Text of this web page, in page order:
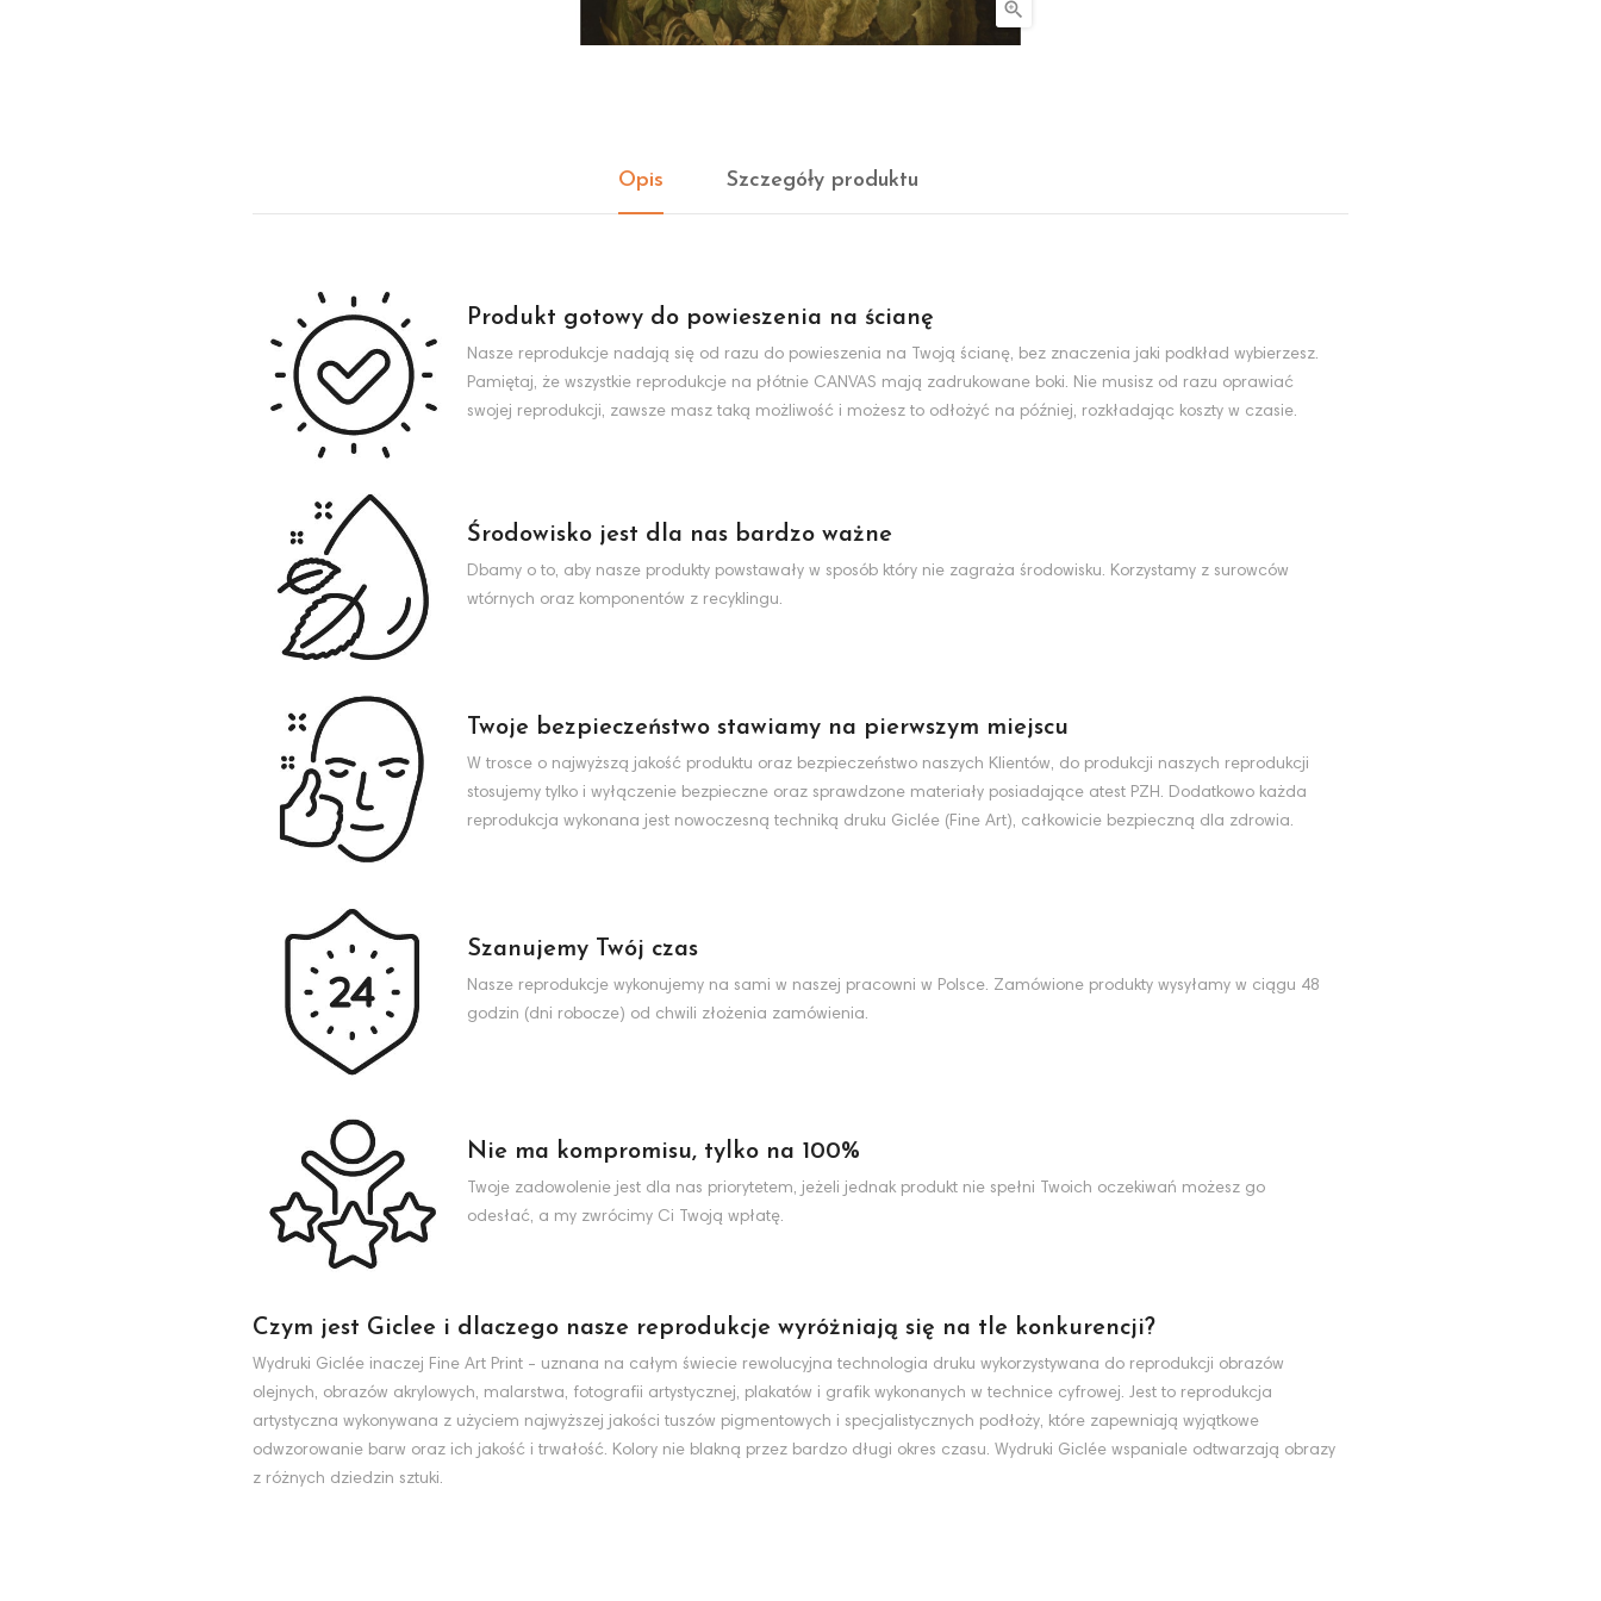

Opis Szczegóły produktu
Produkt gotowy do powieszenia na ścianę
Nasze reprodukcje nadają się od razu do powieszenia na Twoją ścianę, bez znaczenia jaki podkład wybierzesz.
Pamiętaj, że wszystkie reprodukcje na płótnie CANVAS mają zadrukowane boki. Nie musisz od razu oprawiać
swojej reprodukcji, zawsze masz taką możliwość i możesz to odłożyć na później, rozkładając koszty w czasie.
Środowisko jest dla nas bardzo ważne
Dbamy o to, aby nasze produkty powstawały w sposób który nie zagraża środowisku. Korzystamy z surowców
wtórnych oraz komponentów z recyklingu.
Twoje bezpieczeństwo stawiamy na pierwszym miejscu
W trosce o najwyższą jakość produktu oraz bezpieczeństwo naszych Klientów, do produkcji naszych reprodukcji
stosujemy tylko i wyłączenie bezpieczne oraz sprawdzone materiały posiadające atest PZH. Dodatkowo każda
reprodukcja wykonana jest nowoczesną techniką druku Giclée (Fine Art), całkowicie bezpieczną dla zdrowia.
Szanujemy Twój czas
Nasze reprodukcje wykonujemy na sami w naszej pracowni w Polsce. Zamówione produkty wysyłamy w ciągu 48
godzin (dni robocze) od chwili złożenia zamówienia.
Nie ma kompromisu, tylko na 100%
Twoje zadowolenie jest dla nas priorytetem, jeżeli jednak produkt nie spełni Twoich oczekiwań możesz go
odesłać, a my zwrócimy Ci Twoją wpłatę.
Czym jest Giclee i dlaczego nasze reprodukcje wyróżniają się na tle konkurencji?
Wydruki Giclée inaczej Fine Art Print - uznana na całym świecie rewolucyjna technologia druku wykorzystywana do reprodukcji obrazów
olejnych, obrazów akrylowych, malarstwa, fotografii artystycznej, plakatów i grafik wykonanych w technice cyfrowej. Jest to reprodukcja
artystyczna wykonywana z użyciem najwyższej jakości tuszów pigmentowych i specjalistycznych podłoży, które zapewniają wyjątkowe
odwzorowanie barw oraz ich jakość i trwałość. Kolory nie blakną przez bardzo długi okres czasu. Wydruki Giclée wspaniale odtwarzają obrazy
z różnych dziedzin sztuki.